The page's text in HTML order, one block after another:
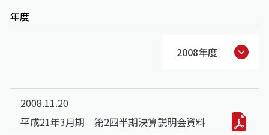
年度
2008年度
2008.11.20
平成21年3月期 第2四半期決算説明会資料